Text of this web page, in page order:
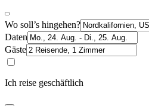
Wo soll’s hingehen?
Daten
Gäste
Ich reise geschäftlich